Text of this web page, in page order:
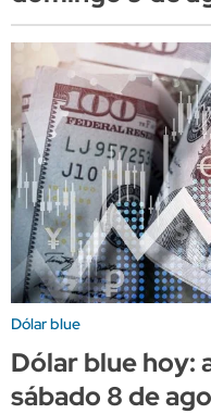
Dólar blue
Dólar blue hoy:
sábado 8 de